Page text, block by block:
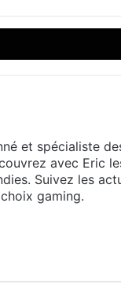
et spécialiste
avec Eric
Suivez les
gaming.